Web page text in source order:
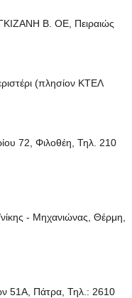
Β. ΟΕ, Πειραιώς
(πλησίον ΚΤΕΛ
72, Φιλοθέη, Τηλ. 210
- Μηχανιώνας, Θέρμη,
Πάτρα, Τηλ.: 2610